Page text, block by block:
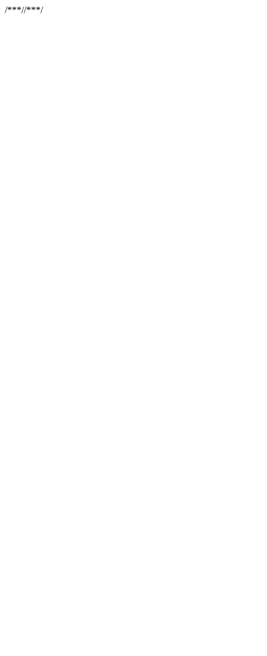
/***//***/